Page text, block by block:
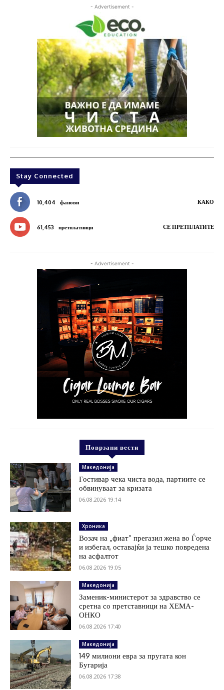
- Advertisement -
Stay Connected
10,404 фанови КАКО
61,453 претплатници СЕ ПРЕТПЛАТИТЕ
- Advertisement -
Поврзани вести
Македонија
Гостивар чека чиста вода, партиите се
обвинуваат за кризата
06.08.2026 19:14
Хроника
Возач на „фиат“ прегазил жена во Ѓорче
и избегал, оставајќи ја тешко повредена
на асфалтот
06.08.2026 19:05
Македонија
Заменик-министерот за здравство се
сретна со претставници на ХЕМА-
ОНКО
06.08.2026 17:40
Македонија
149 милиони евра за пругата кон
Бугарија
06.08.2026 17:38